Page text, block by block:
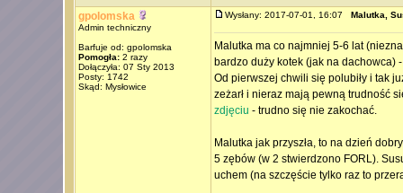
gpolomska
Admin techniczny
Barfuje od: gpolomska
Pomogła:2 razy
Dołączyła: 07 Sty 2013
Posty: 1742
Skąd: Mysłowice
Wysłany: 2017-07-01, 16:07 Malutka,
Malutka ma co najmniej 5-6 lat
bardzo duży kotek (jak na dachowca)
Od pierwszej chwili się polubiły i tak
zeżarł i nieraz mają pewną trudność
zdjęciu - trudno się nie zakochać.
Malutka jak przyszła, to na dzień
5 zębów (w 2 stwierdzono FORL).
uchem (na szczęście tylko raz to